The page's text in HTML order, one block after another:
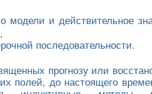
модели и действительное
последовательности.
прогнозу или
полей, до настоящего